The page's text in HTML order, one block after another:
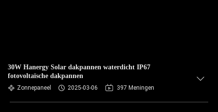
30W Hanergy Solar dakpannen waterdicht IP67
fotovoltaïsche dakpannen
Zonnepaneel 2025-03-06 397 Meningen